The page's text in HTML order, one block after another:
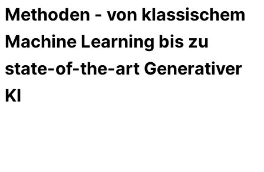
Methoden - von klassischem
Machine Learning bis zu
state-of-the-art Generativer
KI